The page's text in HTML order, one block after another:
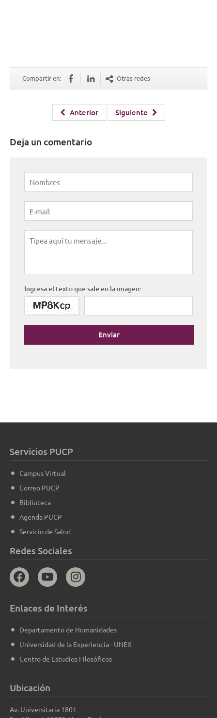
Compartir en: Otras redes
Anterior Siguiente
Deja un comentario
Ingresa el texto que sale en la imagen:
Enviar
Servicios PUCP
Campus Virtual
Correo PUCP
Biblioteca
Agenda PUCP
Servicio de Salud
Redes Sociales
Enlaces de Interés
Departamento de Humanidades
Universidad de la Experiencia - UNEX
Centro de Estudios Filosóficos
Ubicación
Av. Universitaria 1801